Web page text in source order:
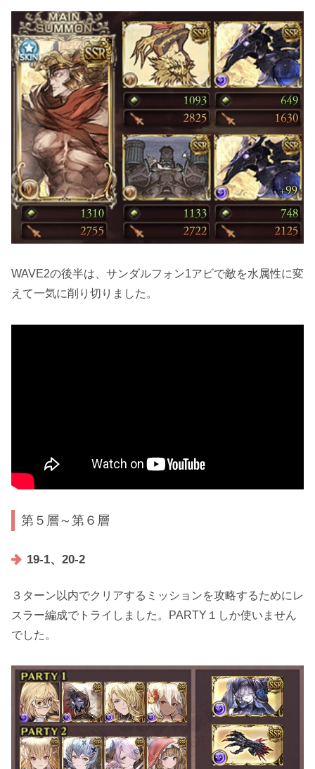
WAVE2の後半は、サンダルフォン1アビで敵を水属性に変
えて一気に削り切りました。
第５層～第６層
19-1、20-2
３ターン以内でクリアするミッションを攻略するためにレ
スラー編成でトライしました。PARTY１しか使いません
でした。